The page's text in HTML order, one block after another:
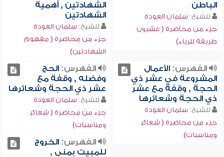
الباطن
للشيخ: سلمان العودة
جزء من محاضرة ( عشرون
طريقة للرياء)
الشهادتين , أهمية
الشهادتين
للشيخ: سلمان العودة
جزء من محاضرة ( مفهوم
الشهادتين)
الفهرس:الأعمال
المشروعة في عشر ذي
الحجة , وقفة مع عشر
ذي الحجة وشعائرها
للشيخ: سلمان العودة
جزء من محاضرة ( شعائر
ومناسبات)
الفهرس:الحج
وفضله , وقفة مع
عشر ذي الحجة وشعائرها
للشيخ: سلمان العودة
جزء من محاضرة ( شعائر
ومناسبات)
الفهرس:الخروج
للمبيت بمنى ,